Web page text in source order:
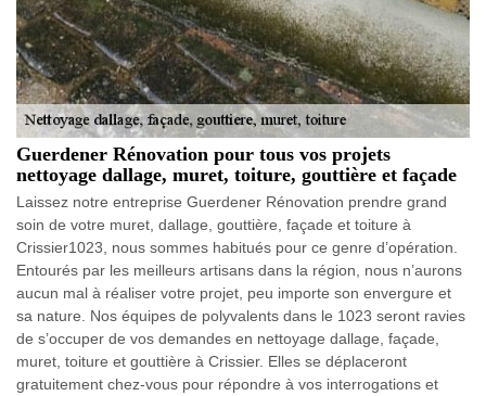
Guerdener Rénovation pour tous vos projets
nettoyage dallage, muret, toiture, gouttière et façade
Laissez notre entreprise Guerdener Rénovation prendre grand
soin de votre muret, dallage, gouttière, façade et toiture à
Crissier1023, nous sommes habitués pour ce genre d’opération.
Entourés par les meilleurs artisans dans la région, nous n’aurons
aucun mal à réaliser votre projet, peu importe son envergure et
sa nature. Nos équipes de polyvalents dans le 1023 seront ravies
de s’occuper de vos demandes en nettoyage dallage, façade,
muret, toiture et gouttière à Crissier. Elles se déplaceront
gratuitement chez-vous pour répondre à vos interrogations et